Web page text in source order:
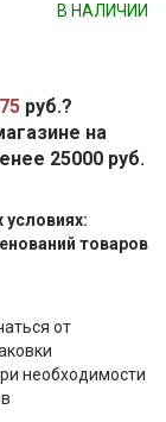
В НАЛИЧИИ
руб.?
на
25000 руб.
товаров
от
необходимости